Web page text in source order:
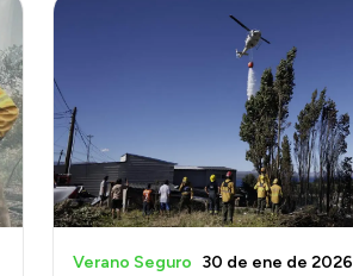
Verano Seguro 30 de ene de 2026